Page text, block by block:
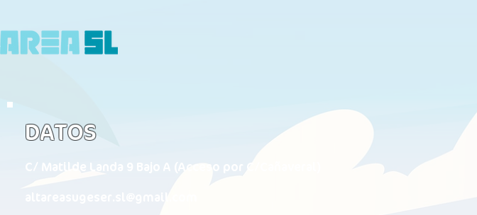
DATOS
C/ Matilde Landa 9 Bajo A (Acceso por C/Cañaveral)